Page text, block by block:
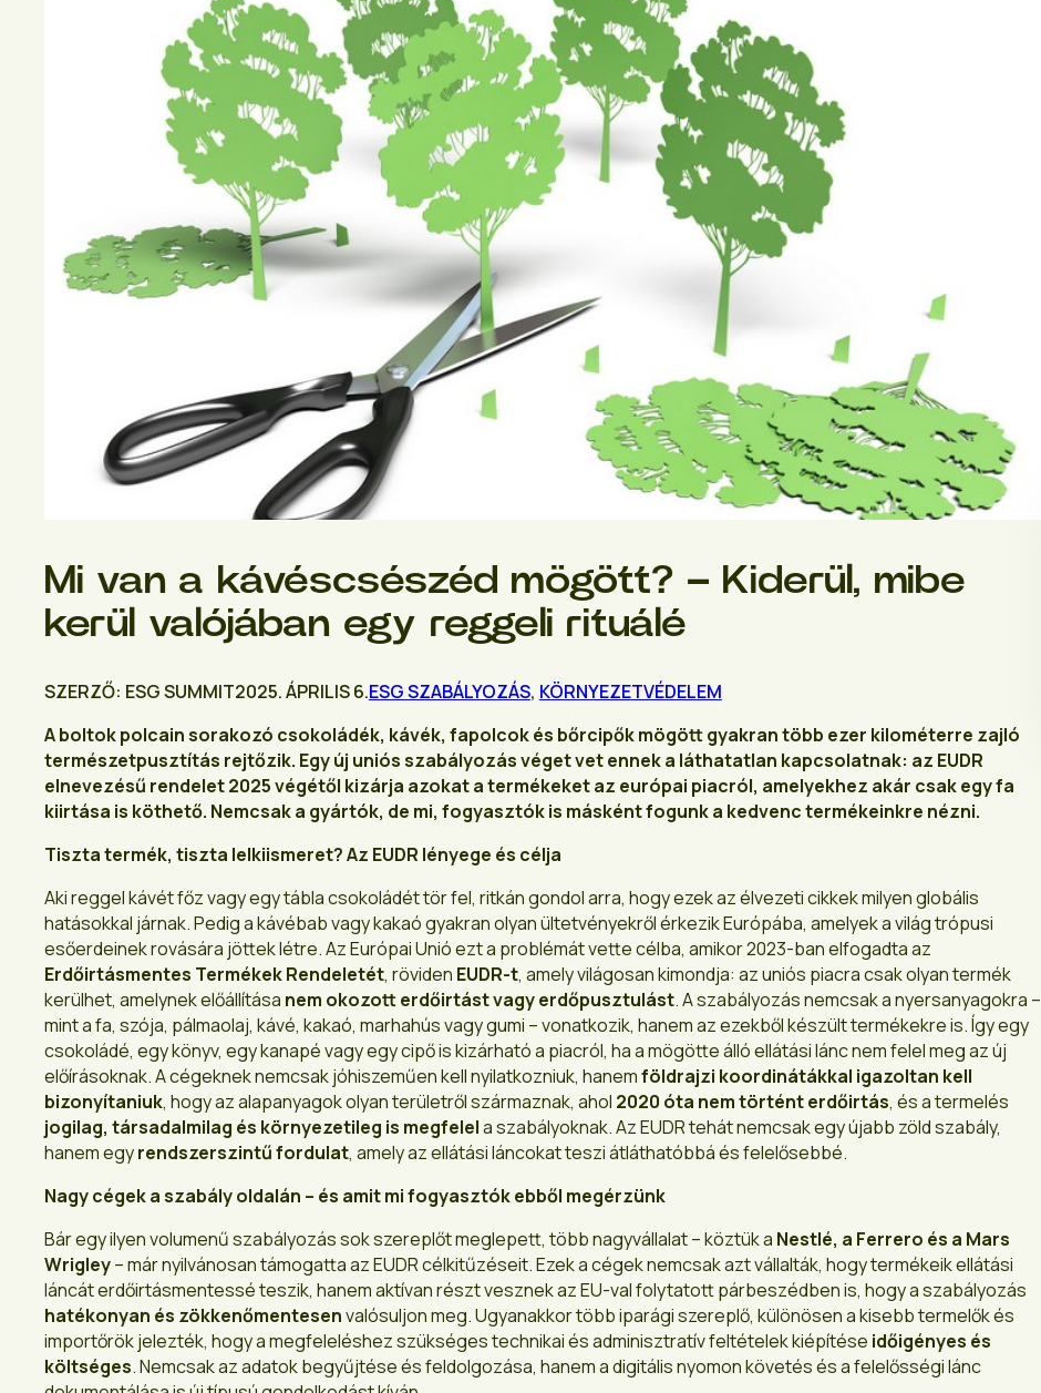
Mi van a kávéscsészéd mögött? – Kiderül, mibe
kerül valójában egy reggeli rituálé
SZERZŐ: ESG SUMMIT2025. ÁPRILIS 6.ESG SZABÁLYOZÁS, KÖRNYEZETVÉDELEM
A boltok polcain sorakozó csokoládék, kávék, fapolcok és bőrcipők mögött gyakran több ezer kilométerre zajló
természetpusztítás rejtőzik. Egy új uniós szabályozás véget vet ennek a láthatatlan kapcsolatnak: az EUDR
elnevezésű rendelet 2025 végétől kizárja azokat a termékeket az európai piacról, amelyekhez akár csak egy fa
kiirtása is köthető. Nemcsak a gyártók, de mi, fogyasztók is másként fogunk a kedvenc termékeinkre nézni.
Tiszta termék, tiszta lelkiismeret? Az EUDR lényege és célja
Aki reggel kávét főz vagy egy tábla csokoládét tör fel, ritkán gondol arra, hogy ezek az élvezeti cikkek milyen globális
hatásokkal járnak. Pedig a kávébab vagy kakaó gyakran olyan ültetvényekről érkezik Európába, amelyek a világ trópusi
esőerdeinek rovására jöttek létre. Az Európai Unió ezt a problémát vette célba, amikor 2023-ban elfogadta az
Erdőirtásmentes Termékek Rendeletét, röviden EUDR-t, amely világosan kimondja: az uniós piacra csak olyan termék
kerülhet, amelynek előállítása nem okozott erdőirtást vagy erdőpusztulást. A szabályozás nemcsak a nyersanyagokra –
mint a fa, szója, pálmaolaj, kávé, kakaó, marhahús vagy gumi – vonatkozik, hanem az ezekből készült termékekre is. Így egy
csokoládé, egy könyv, egy kanapé vagy egy cipő is kizárható a piacról, ha a mögötte álló ellátási lánc nem felel meg az új
előírásoknak. A cégeknek nemcsak jóhiszeműen kell nyilatkozniuk, hanemföldrajzi koordinátákkal igazoltan kell
bizonyítaniuk, hogy az alapanyagok olyan területről származnak, ahol 2020 óta nem történt erdőirtás, és a termelés
jogilag, társadalmilag és környezetileg is megfelela szabályoknak. Az EUDR tehát nemcsak egy újabb zöld szabály,
hanem egyrendszerszintű fordulat, amely az ellátási láncokat teszi átláthatóbbá és felelősebbé.
Nagy cégek a szabály oldalán – és amit mi fogyasztók ebből megérzünk
Bár egy ilyen volumenű szabályozás sok szereplőt meglepett, több nagyvállalat – köztük a Nestlé, a Ferrero és a Mars
Wrigley– már nyilvánosan támogatta az EUDR célkitűzéseit. Ezek a cégek nemcsak azt vállalták, hogy termékeik ellátási
láncát erdőirtásmentessé teszik, hanem aktívan részt vesznek az EU-val folytatott párbeszédben is, hogy a szabályozás
hatékonyan és zökkenőmentesenvalósuljon meg. Ugyanakkor több iparági szereplő, különösen a kisebb termelők és
importőrök jelezték, hogy a megfeleléshez szükséges technikai és adminisztratív feltételek kiépítése időigényes és
költséges. Nemcsak az adatok begyűjtése és feldolgozása, hanem a digitális nyomon követés és a felelősségi lánc